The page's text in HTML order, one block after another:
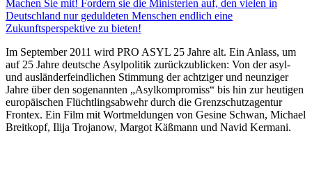
Machen Sie mit! Fordern sie die Ministerien auf, den vielen in
Deutschland nur geduldeten Menschen endlich eine
Zukunftsperspektive zu bieten!
Im September 2011 wird PRO ASYL 25 Jahre alt. Ein Anlass, um
auf 25 Jahre deutsche Asylpolitik zurückzublicken: Von der asyl-
und ausländerfeindlichen Stimmung der achtziger und neunziger
Jahre über den sogenannten „Asylkompromiss“ bis hin zur heutigen
europäischen Flüchtlingsabwehr durch die Grenzschutzagentur
Frontex. Ein Film mit Wortmeldungen von Gesine Schwan, Michael
Breitkopf, Ilija Trojanow, Margot Käßmann und Navid Kermani.